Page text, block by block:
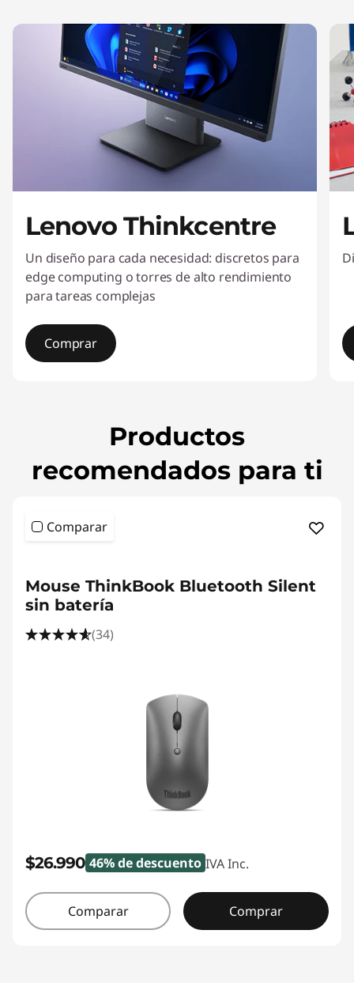
Lenovo Thinkcentre
Un diseño para cada necesidad: discretos para
edge computing o torres de alto rendimiento
para tareas complejas
Comprar
Productos
recomendados para ti
Comparar
Mouse ThinkBook Bluetooth Silent
sin batería
(34)
$26.990 46% de descuento IVA Inc.
Comparar Comprar